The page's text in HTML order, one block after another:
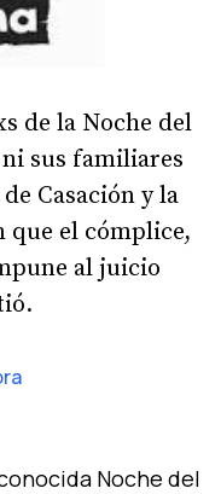
de la Noche del
sus familiares
Casación y la
el cómplice,
al juicio
Noche del